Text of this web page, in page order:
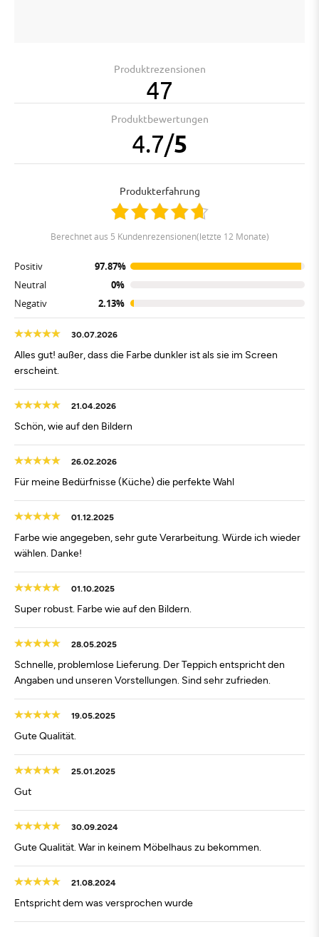
Produktrezensionen
47
Produktbewertungen
4.7/5
Produkterfahrung
berechnet aus 5 Kundenrezensionen(letzte 12 Monate)
Positiv
97.87%
Neutral
0%
Negativ
2.13%
30.07.2026
Alles gut! außer, dass die Farbe dunkler ist als sie im Screen
erscheint.
21.04.2026
Schön, wie auf den Bildern
26.02.2026
Für meine Bedürfnisse (Küche) die perfekte Wahl
01.12.2025
Farbe wie angegeben, sehr gute Verarbeitung. Würde ich wieder
wählen. Danke!
01.10.2025
Super robust. Farbe wie auf den Bildern.
28.05.2025
Schnelle, problemlose Lieferung. Der Teppich entspricht den
Angaben und unseren Vorstellungen. Sind sehr zufrieden.
19.05.2025
Gute Qualität.
25.01.2025
Gut
30.09.2024
Gute Qualität. War in keinem Möbelhaus zu bekommen.
21.08.2024
Entspricht dem was versprochen wurde